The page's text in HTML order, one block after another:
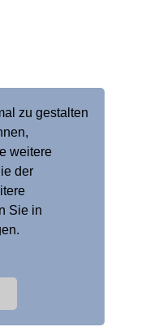
zu gestalten
weitere
der
Sie in